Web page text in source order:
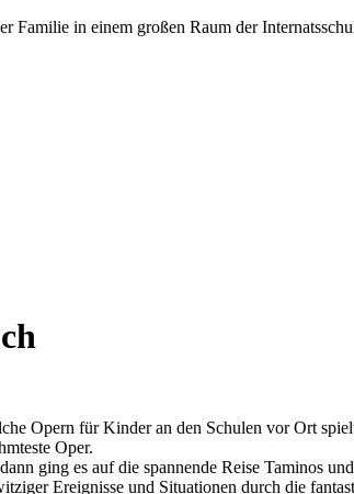
Opern für Kinder an den Schulen vor Ort
Oper.
ging es auf die spannende Reise Taminos
Ereignisse und Situationen durch die